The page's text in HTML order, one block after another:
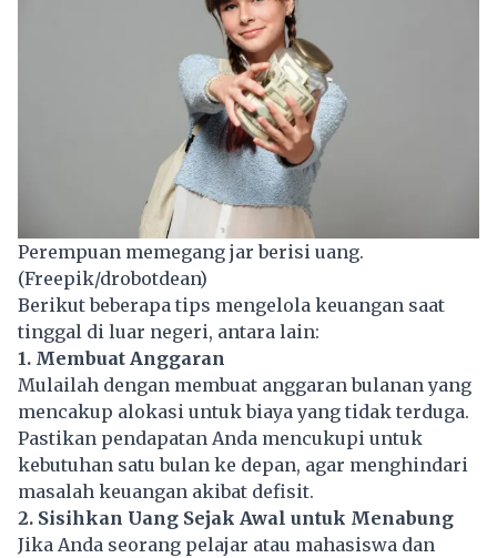
Perempuan memegang jar berisi uang.
(Freepik/drobotdean)
Berikut beberapa tips mengelola keuangan saat
tinggal di luar negeri, antara lain:
1. Membuat Anggaran
Mulailah dengan membuat anggaran bulanan yang
mencakup alokasi untuk biaya yang tidak terduga.
Pastikan pendapatan Anda mencukupi untuk
kebutuhan satu bulan ke depan, agar menghindari
masalah keuangan akibat defisit.
2. Sisihkan Uang Sejak Awal untuk Menabung
Jika Anda seorang pelajar atau mahasiswa dan